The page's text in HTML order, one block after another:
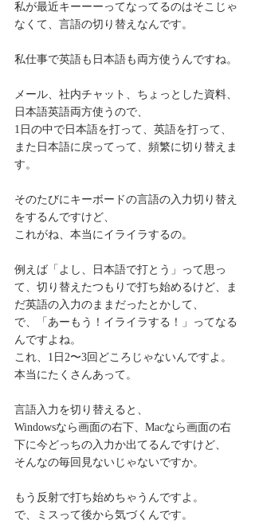
私が最近キーーーってなってるのはそこじゃ
なくて、言語の切り替えなんです。
私仕事で英語も日本語も両方使うんですね。
メール、社内チャット、ちょっとした資料、
日本語英語両方使うので、
1日の中で日本語を打って、英語を打って、
また日本語に戻ってって、頻繁に切り替えま
す。
そのたびにキーボードの言語の入力切り替え
をするんですけど、
これがね、本当にイライラするの。
例えば「よし、日本語で打とう」って思っ
て、切り替えたつもりで打ち始めるけど、ま
だ英語の入力のままだったとかして、
で、「あーもう！イライラする！」ってなる
んですよね。
これ、1日2〜3回どころじゃないんですよ。
本当にたくさんあって。
言語入力を切り替えると、
Windowsなら画面の右下、Macなら画面の右
下に今どっちの入力か出てるんですけど、
そんなの毎回見ないじゃないですか。
もう反射で打ち始めちゃうんですよ。
で、ミスって後から気づくんです。